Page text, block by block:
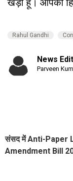
खड़ी हूं। आपकी
Rahul Gandhi
News
Parveen
संसद में Anti-Paper
Amendment Bill